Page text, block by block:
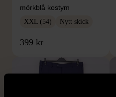
mörkblå kostym
XXL (54) Nytt skick
399 kr